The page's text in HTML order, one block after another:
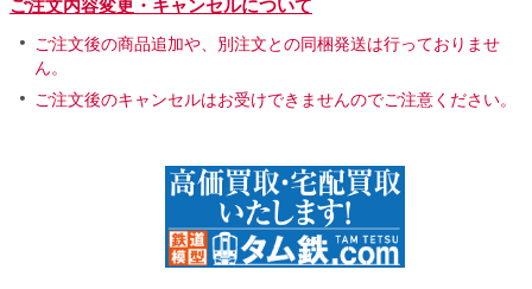
ご注文内容変更・キャンセルについて
ご注文後の商品追加や、別注文との同梱発送は行っておりませ
ん。
ご注文後のキャンセルはお受けできませんのでご注意ください。